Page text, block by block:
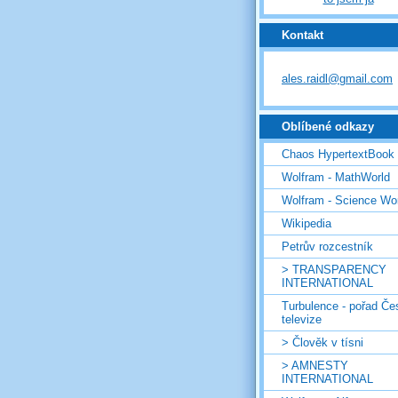
Kontakt
ales.raidl@gmail.com
Oblíbené odkazy
Chaos HypertextBook
Wolfram - MathWorld
Wolfram - Science
Wikipedia
Petrův rozcestník
> TRANSPARENCY
INTERNATIONAL
Turbulence - pořad
televize
> Člověk v tísni
> AMNESTY
INTERNATIONAL